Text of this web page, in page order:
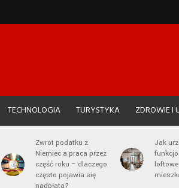
TECHNOLOGIA TURYSTYKA ZDROWIE I
Zwrot podatku z
Niemiec a praca przez
część roku – dlaczego
często pojawia się
nadpłata?
Jak